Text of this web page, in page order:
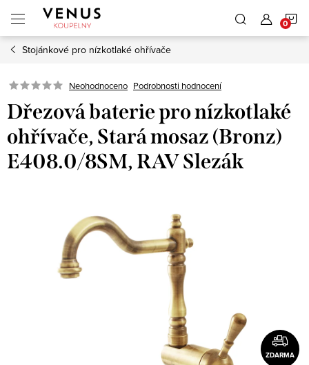
obsah
Stojánkové pro nízkotlaké ohřívače
Neohodnoceno Podrobnosti hodnocení
Dřezová baterie pro nízkotlaké
ohřívače, Stará mosaz (Bronz)
E408.0/8SM, RAV Slezák
ZDARMA